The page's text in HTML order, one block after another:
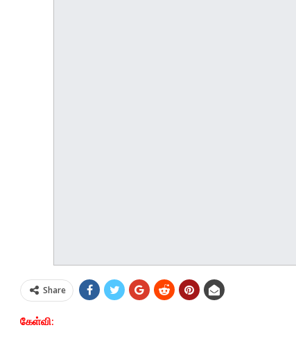
Share
கேள்வி: